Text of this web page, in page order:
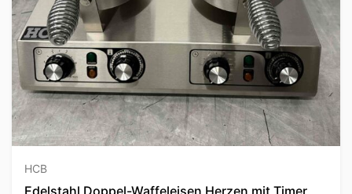
HCB
Edelstahl Doppel-Waffeleisen Herzen mit Timer